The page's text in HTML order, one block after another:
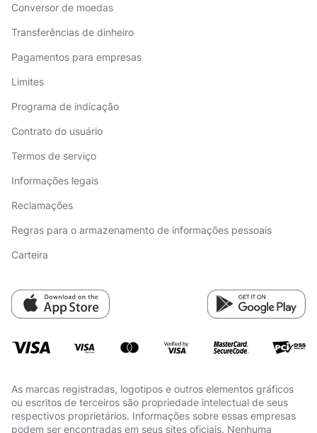
Conversor de moedas
Transferências de dinheiro
Pagamentos para empresas
Limites
Programa de indicação
Contrato do usuário
Termos de serviço
Informações legais
Reclamações
Regras para o armazenamento de informações pessoais
Carteira
As marcas registradas, logotipos e outros elementos gráficos
ou escritos de terceiros são propriedade intelectual de seus
respectivos proprietários. Informações sobre essas empresas
podem ser encontradas em seus sites oficiais. Nenhuma